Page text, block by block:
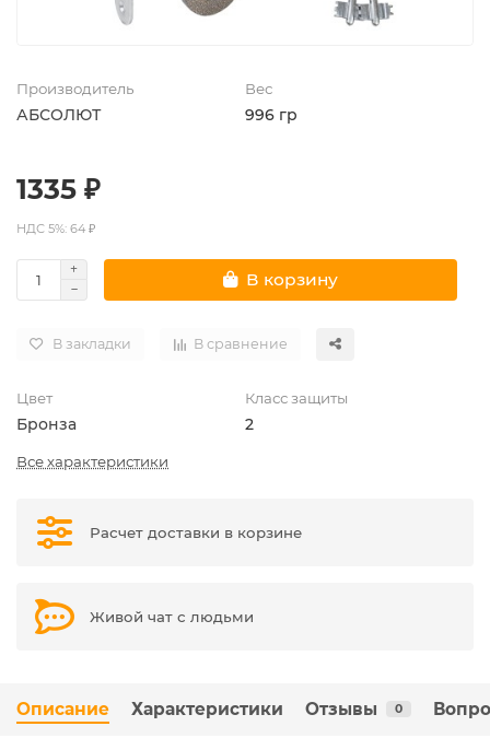
Производитель
АБСОЛЮТ
Вес
996 гр
1335 ₽
НДС 5%: 64 ₽
В корзину
В закладки В сравнение
Цвет
Бронза
Класс защиты
2
Все характеристики
Расчет доставки в корзине
Живой чат с людьми
Описание Характеристики Отзывы 0